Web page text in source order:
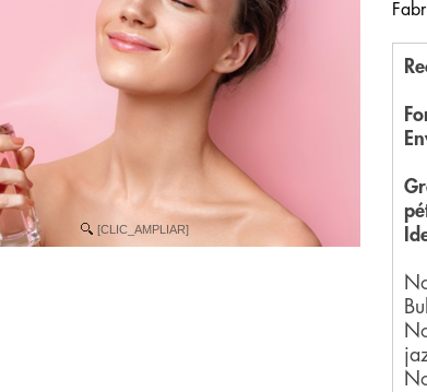
[CLIC_AMPLIAR]